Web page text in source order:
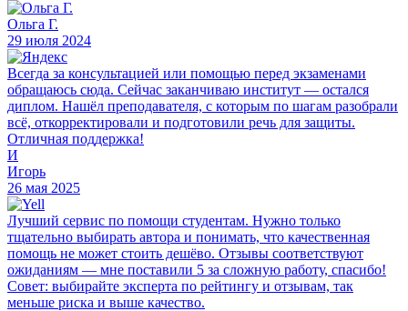
Ольга Г.
29 июля 2024
Всегда за консультацией или помощью перед экзаменами
обращаюсь сюда. Сейчас заканчиваю институт — остался
диплом. Нашёл преподавателя, с которым по шагам разобрали
всё, откорректировали и подготовили речь для защиты.
Отличная поддержка!
И
Игорь
26 мая 2025
Лучший сервис по помощи студентам. Нужно только
тщательно выбирать автора и понимать, что качественная
помощь не может стоить дешёво. Отзывы соответствуют
ожиданиям — мне поставили 5 за сложную работу, спасибо!
Совет: выбирайте эксперта по рейтингу и отзывам, так
меньше риска и выше качество.